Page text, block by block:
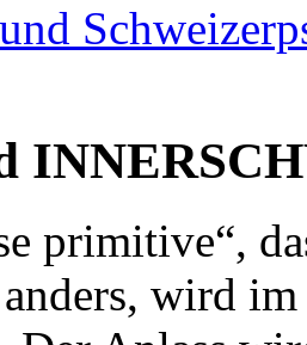
primitive“,
wird